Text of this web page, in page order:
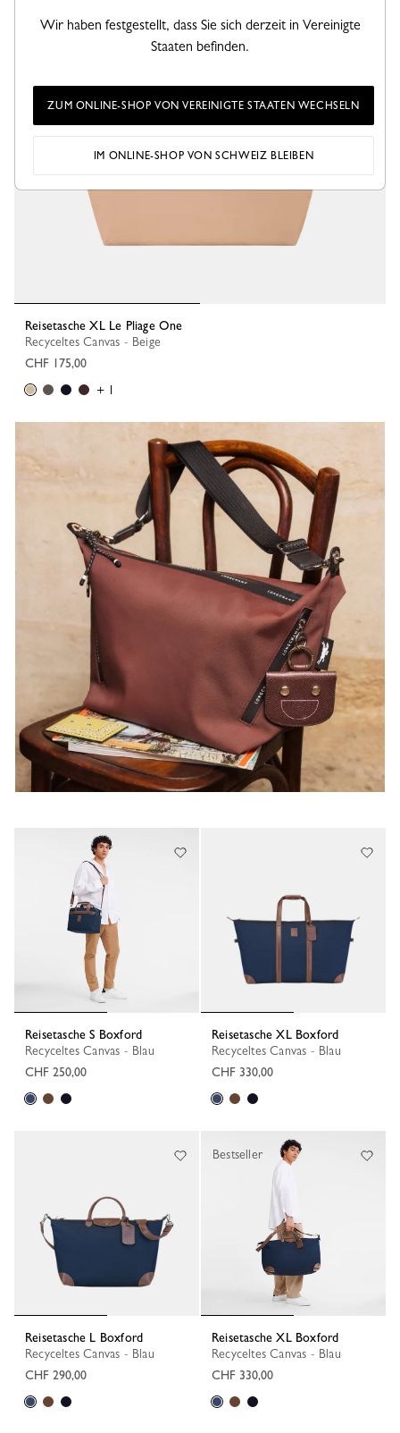
Reisetasche XL Le Pliage One
Recyceltes Canvas - Beige
CHF 175,00
+ 1
Reisetasche S Boxford
Recyceltes Canvas - Blau
CHF 250,00
Reisetasche XL Boxford
Recyceltes Canvas - Blau
CHF 330,00
Reisetasche L Boxford
Recyceltes Canvas - Blau
CHF 290,00
Reisetasche XL Boxford
Recyceltes Canvas - Blau
CHF 330,00
Bestseller
Wir haben festgestellt, dass Sie sich derzeit in Vereinigte
Staaten befinden.
ZUM ONLINE-SHOP VON VEREINIGTE STAATEN WECHSELN
IM ONLINE-SHOP VON SCHWEIZ BLEIBEN